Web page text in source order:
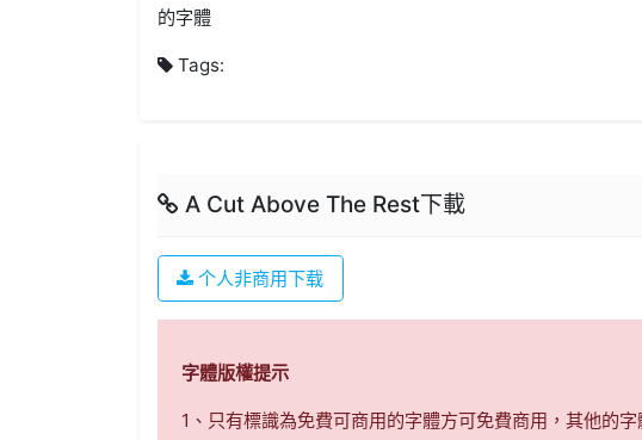
的字體
Tags:
A Cut Above The Rest下載
个人非商用下载
字體版權提示
1、只有標識為免費可商用的字體方可免費商用，其他的